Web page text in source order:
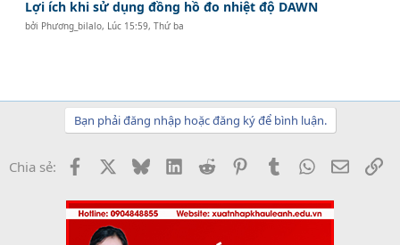
Lợi ích khi sử dụng đồng hồ đo nhiệt độ DAWN
bởi Phương_bilalo, Lúc 15:59, Thứ ba
Bạn phải đăng nhập hoặc đăng ký để bình luận.
Chia sẻ: Facebook BlueskyLinkedInReddit PinterestTumblrWhatsApp
Email